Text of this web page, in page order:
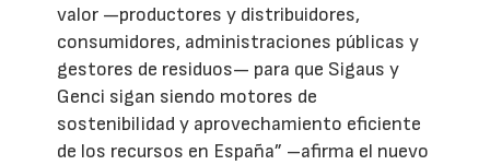
valor —productores y distribuidores,
consumidores, administraciones públicas y
gestores de residuos— para que Sigaus y
Genci sigan siendo motores de
sostenibilidad y aprovechamiento eficiente
de los recursos en España” –afirma el nuevo